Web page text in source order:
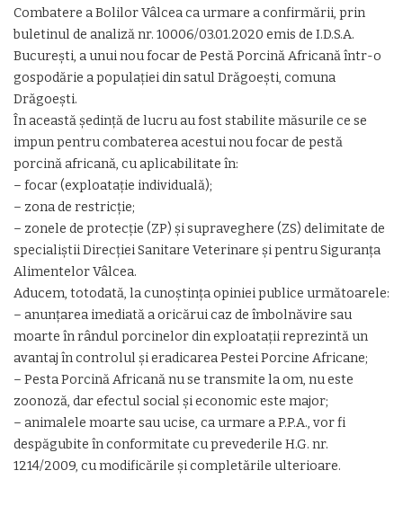
Combatere a Bolilor Vâlcea ca urmare a confirmării, prin
buletinul de analiză nr. 10006/03.01.2020 emis de I.D.S.A.
București, a unui nou focar de Pestă Porcină Africană într-o
gospodărie a populației din satul Drăgoești, comuna
Drăgoești.
În această ședință de lucru au fost stabilite măsurile ce se
impun pentru combaterea acestui nou focar de pestă
porcină africană, cu aplicabilitate în:
– focar (exploatație individuală);
– zona de restricție;
– zonele de protecție (ZP) și supraveghere (ZS) delimitate de
specialiștii Direcției Sanitare Veterinare și pentru Siguranța
Alimentelor Vâlcea.
Aducem, totodată, la cunoștința opiniei publice următoarele:
– anunțarea imediată a oricărui caz de îmbolnăvire sau
moarte în rândul porcinelor din exploatații reprezintă un
avantaj în controlul și eradicarea Pestei Porcine Africane;
– Pesta Porcină Africană nu se transmite la om, nu este
zoonoză, dar efectul social și economic este major;
– animalele moarte sau ucise, ca urmare a P.P.A., vor fi
despăgubite în conformitate cu prevederile H.G. nr.
1214/2009, cu modificările și completările ulterioare.